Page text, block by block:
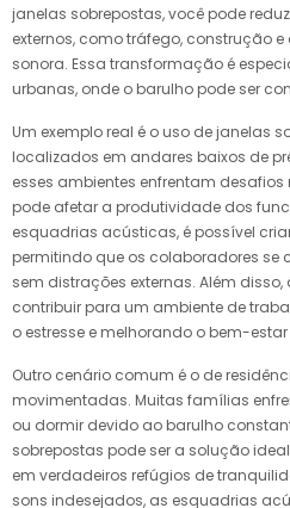
janelas sobrepostas, você pode
externos, como tráfego, construção
sonora. Essa transformação é
urbanas, onde o barulho pode ser
Um exemplo real é o uso de janelas
localizados em andares baixos de
esses ambientes enfrentam
pode afetar a produtividade dos
esquadrias acústicas, é possível
permitindo que os colaboradores se
sem distrações externas. Além
contribuir para um ambiente de
o estresse e melhorando o bem-
Outro cenário comum é o de
movimentadas. Muitas famílias
ou dormir devido ao barulho
sobrepostas pode ser a solução
em verdadeiros refúgios de
sons indesejados, as esquadrias